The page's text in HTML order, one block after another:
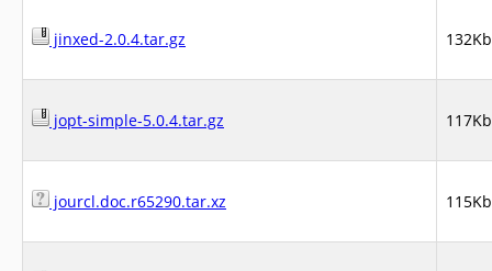
jinxed-2.0.4.tar.gz 132Kb
jopt-simple-5.0.4.tar.gz 117Kb
jourcl.doc.r65290.tar.xz 115Kb